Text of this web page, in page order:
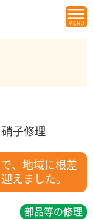
子修理
、地域に根差
えました。
部品等の修理